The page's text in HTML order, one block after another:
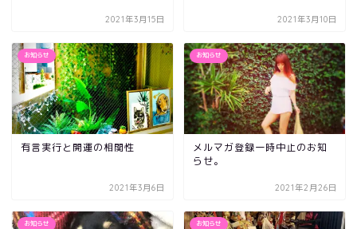
2021年3月15日 2021年3月10日
お知らせ
有言実行と開運の相関性
2021年3月6日
お知らせ
メルマガ登録一時中止のお知
らせ。
2021年2月26日
お知らせ お知らせ